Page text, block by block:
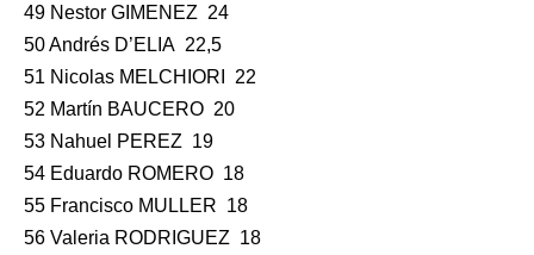
49 Nestor GIMENEZ 24
50 Andrés D’ELIA 22,5
51 Nicolas MELCHIORI 22
52 Martín BAUCERO 20
53 Nahuel PEREZ 19
54 Eduardo ROMERO 18
55 Francisco MULLER 18
56 Valeria RODRIGUEZ 18